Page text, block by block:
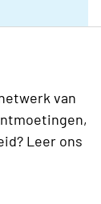
van
Leer ons